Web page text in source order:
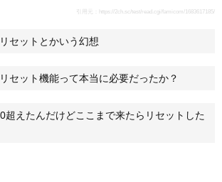
引用元： https://2ch.sc/test/read.cgi/famicom/1683617185/
セットとかいう幻想
セット機能って本当に必要だったか？
超えたんだけどここまで来たらリセットした